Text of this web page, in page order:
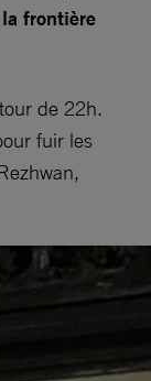
frontière
de 22h.
fuir les